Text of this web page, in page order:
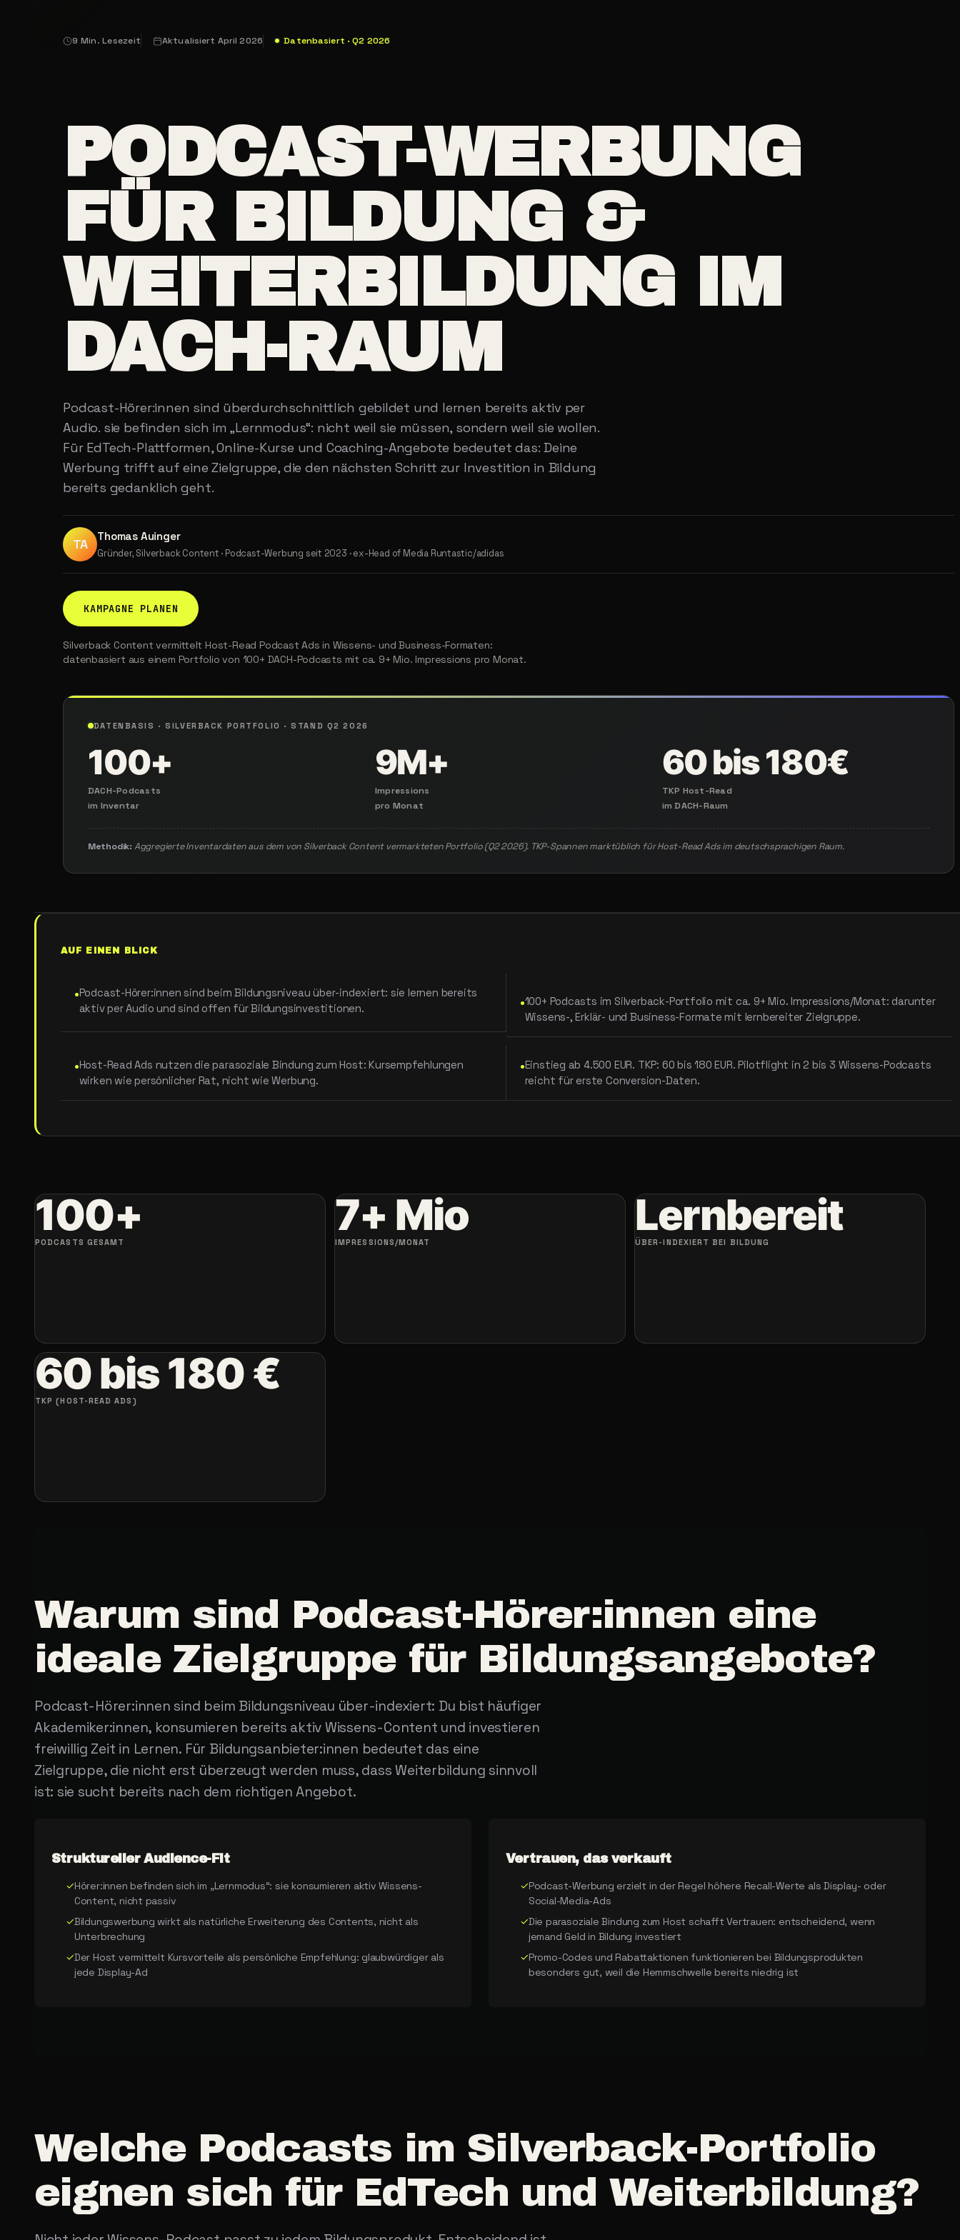
9 Min. Lesezeit Aktualisiert April 2026 Datenbasiert · Q2 2026
PODCAST-WERBUNG
FÜR BILDUNG &
WEITERBILDUNG IM
DACH-RAUM
Podcast-Hörer:innen sind überdurchschnittlich gebildet und lernen bereits aktiv per
Audio. sie befinden sich im „Lernmodus“: nicht weil sie müssen, sondern weil sie wollen.
Für EdTech-Plattformen, Online-Kurse und Coaching-Angebote bedeutet das: Deine
Werbung trifft auf eine Zielgruppe, die den nächsten Schritt zur Investition in Bildung
bereits gedanklich geht.
TA
Thomas Auinger
Gründer, Silverback Content · Podcast-Werbung seit 2023 · ex-Head of Media Runtastic/adidas
KAMPAGNE PLANEN
Silverback Content vermittelt Host-Read Podcast Ads in Wissens- und Business-Formaten:
datenbasiert aus einem Portfolio von 100+ DACH-Podcasts mit ca. 9+ Mio. Impressions pro Monat.
DATENBASIS · SILVERBACK PORTFOLIO · STAND Q2 2026
100+
DACH-Podcasts
im Inventar
9M+
Impressions
pro Monat
60 bis 180€
TKP Host-Read
im DACH-Raum
Methodik: Aggregierte Inventardaten aus dem von Silverback Content vermarkteten Portfolio (Q2 2026). TKP-Spannen marktüblich für Host-Read Ads im deutschsprachigen Raum.
AUF EINEN BLICK
•Podcast-Hörer:innen sind beim Bildungsniveau über-indexiert: sie lernen bereits
aktiv per Audio und sind offen für Bildungsinvestitionen.
•100+ Podcasts im Silverback-Portfolio mit ca. 9+ Mio. Impressions/Monat: darunter
Wissens-, Erklär- und Business-Formate mit lernbereiter Zielgruppe.
•Host-Read Ads nutzen die parasoziale Bindung zum Host: Kursempfehlungen
wirken wie persönlicher Rat, nicht wie Werbung.
•Einstieg ab 4.500 EUR. TKP: 60 bis 180 EUR. Pilotflight in 2 bis 3 Wissens-Podcasts
reicht für erste Conversion-Daten.
100+
PODCASTS GESAMT
7+ Mio
IMPRESSIONS/MONAT
Lernbereit
ÜBER-INDEXIERT BEI BILDUNG
60 bis 180 €
TKP (HOST-READ ADS)
Warum sind Podcast-Hörer:innen eine
ideale Zielgruppe für Bildungsangebote?
Podcast-Hörer:innen sind beim Bildungsniveau über-indexiert: Du bist häufiger
Akademiker:innen, konsumieren bereits aktiv Wissens-Content und investieren
freiwillig Zeit in Lernen. Für Bildungsanbieter:innen bedeutet das eine
Zielgruppe, die nicht erst überzeugt werden muss, dass Weiterbildung sinnvoll
ist: sie sucht bereits nach dem richtigen Angebot.
Struktureller Audience-Fit
✓Hörer:innen befinden sich im „Lernmodus“: sie konsumieren aktiv Wissens-
Content, nicht passiv
✓Bildungswerbung wirkt als natürliche Erweiterung des Contents, nicht als
Unterbrechung
✓Der Host vermittelt Kursvorteile als persönliche Empfehlung: glaubwürdiger als
jede Display-Ad
Vertrauen, das verkauft
✓Podcast-Werbung erzielt in der Regel höhere Recall-Werte als Display- oder
Social-Media-Ads
✓Die parasoziale Bindung zum Host schafft Vertrauen: entscheidend, wenn
jemand Geld in Bildung investiert
✓Promo-Codes und Rabattaktionen funktionieren bei Bildungsprodukten
besonders gut, weil die Hemmschwelle bereits niedrig ist
Welche Podcasts im Silverback-Portfolio
eignen sich für EdTech und Weiterbildung?